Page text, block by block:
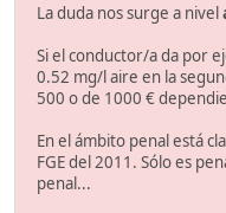
La duda nos surge a nivel
Si el conductor/a da por
0.52 mg/l aire en la
500 o de 1000 €
En el ámbito penal está
FGE del 2011. Sólo es
penal...